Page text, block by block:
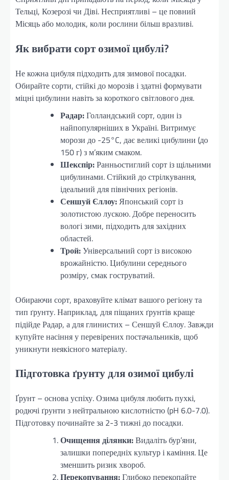
Тельці, Козерозі чи Діві. Несприятливі – це повний
Місяць або молодик, коли рослини більш вразливі.
Як вибрати сорт озимої цибулі?
Не кожна цибуля підходить для зимової посадки.
Обирайте сорти, стійкі до морозів і здатні формувати
міцні цибулини навіть за короткого світлового дня.
Радар:Голландський сорт, один із
найпопулярніших в Україні. Витримує
морози до -25°C, дає великі цибулини (до
150 г) з м’яким смаком.
Шекспір:Ранньостиглий сорт із щільними
цибулинами. Стійкий до стрілкування,
ідеальний для північних регіонів.
Сеншуй Єллоу:Японський сорт із
золотистою лускою. Добре переносить
вологі зими, підходить для західних
областей.
Трой:Універсальний сорт із високою
врожайністю. Цибулини середнього
розміру, смак гоструватий.
Обираючи сорт, враховуйте клімат вашого регіону та
тип ґрунту. Наприклад, для піщаних ґрунтів краще
підійде Радар, а для глинистих – Сеншуй Єллоу. Завжди
купуйте насіння у перевірених постачальників, щоб
уникнути неякісного матеріалу.
Підготовка ґрунту для озимої цибулі
Ґрунт – основа успіху. Озима цибуля любить пухкі,
родючі ґрунти з нейтральною кислотністю (pH 6.0-7.0).
Підготовку починайте за 2-3 тижні до посадки.
Очищення ділянки:Видаліть бур’яни,
залишки попередніх культур і каміння. Це
зменшить ризик хвороб.
Перекопування:Глибоко перекопайте